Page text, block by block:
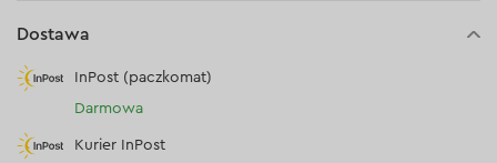
Dostawa
InPost (paczkomat)
Darmowa
Kurier InPost